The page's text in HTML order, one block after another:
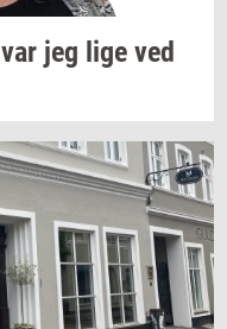
var jeg lige ved